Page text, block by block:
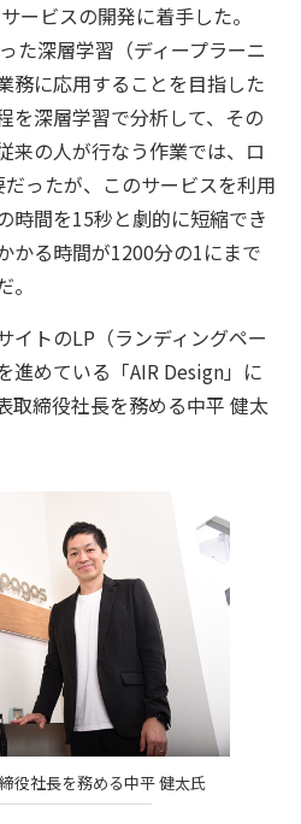
ービスの開発に着手した。
た深層学習（ディープラーニ
務に応用することを目指した
を深層学習で分析して、その
来の人が行なう作業では、ロ
ったが、このサービスを利用
時間を15秒と劇的に短縮でき
かる時間が1200分の1にまで
トのLP（ランディングペー
進めている「AIR Design」に
取締役社長を務める中平 健太
役社長を務める中平 健太氏